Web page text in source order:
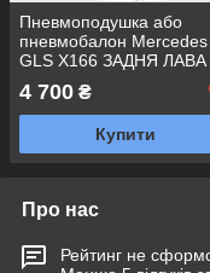
Пневмоподушка або
пневмобалон Mercedes
GLS X166 ЗАДНЯ ЛАВА
4 700 ₴
Купити
Про нас
Рейтинг не